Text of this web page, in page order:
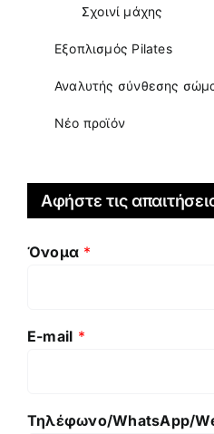
Σχοινί μάχης
Εξοπλισμός Pilates
Αναλυτής σύνθεσης
Νέο προϊόν
Αφήστε τις
Όνομα *
E-mail *
Τηλέφωνο/WhatsApp/